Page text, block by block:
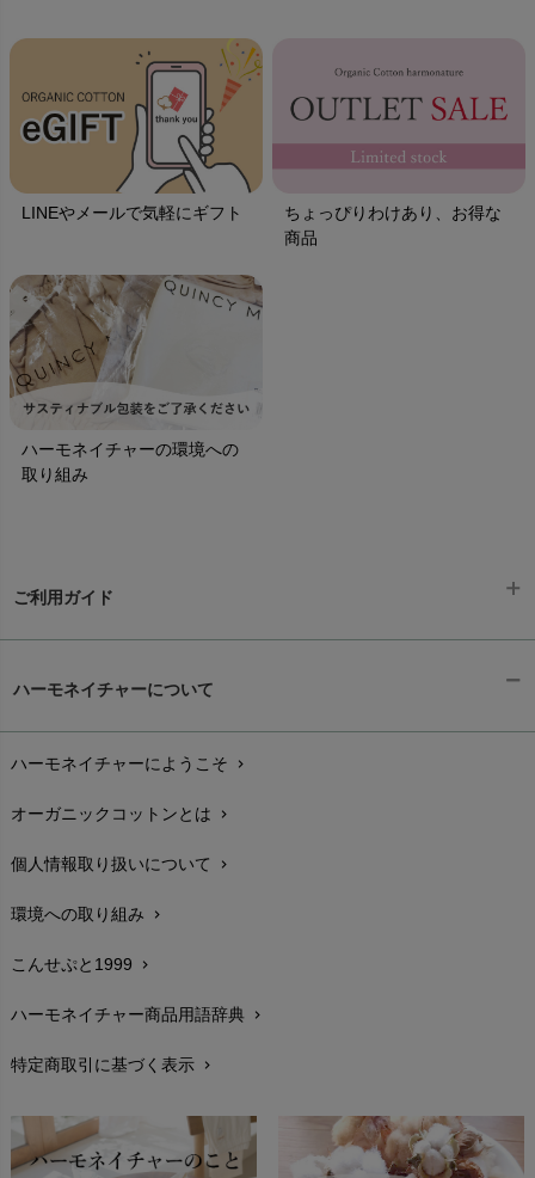
LINEやメールで気軽にギフト
ちょっぴりわけあり、お得な
商品
ハーモネイチャーの環境への
取り組み
ご利用ガイド
配送と送料chevron_right
在庫状況と発送予定chevron_right
サイズ・寸法chevron_right
生地・素材chevron_right
お手入れについて
レビューを書こうchevron_right
返品交換chevron_right
FAXでのご注文
お問い合わせ chevron_right
ハーモネイチャーについて
ハーモネイチャーにようこそ chevron_right
オーガニックコットンとは chevron_right
個人情報取り扱いについて chevron_right
環境への取り組み chevron_right
こんせぷと1999 chevron_right
ハーモネイチャー商品用語辞典 chevron_right
特定商取引に基づく表示 chevron_right